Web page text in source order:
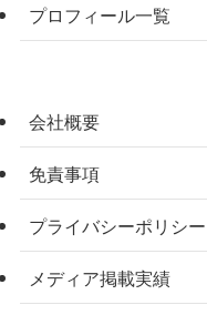
プロフィール一覧
会社概要
免責事項
プライバシーポリシー
メディア掲載実績